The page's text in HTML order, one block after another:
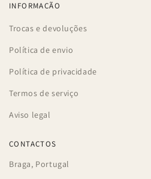
INFORMAÇÃO
Trocas e devoluções
Política de envio
Política de privacidade
Termos de serviço
Aviso legal
CONTACTOS
Braga, Portugal